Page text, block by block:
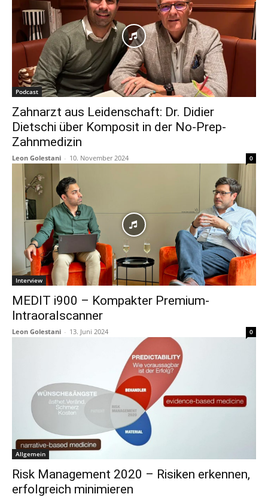
Podcast
Zahnarzt aus Leidenschaft: Dr. Didier
Dietschi über Komposit in der No-Prep-
Zahnmedizin
Leon Golestani - 10. November 2024 0
Interview
MEDIT i900 – Kompakter Premium-
Intraoralscanner
Leon Golestani - 13. Juni 2024 0
Allgemein
Risk Management 2020 – Risiken erkennen,
erfolgreich minimieren